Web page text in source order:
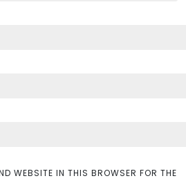
WEBSITE IN THIS BROWSER FOR THE